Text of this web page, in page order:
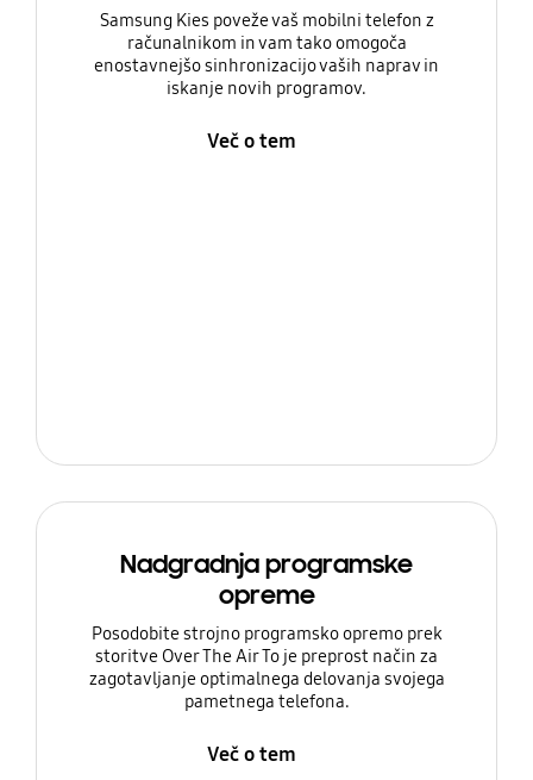
Samsung Kies poveže vaš mobilni telefon z
računalnikom in vam tako omogoča
enostavnejšo sinhronizacijo vaših naprav in
iskanje novih programov.
Več o tem
Nadgradnja programske
opreme
Posodobite strojno programsko opremo prek
storitve Over The Air To je preprost način za
zagotavljanje optimalnega delovanja svojega
pametnega telefona.
Več o tem